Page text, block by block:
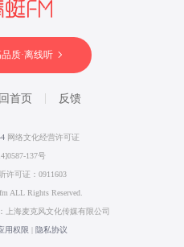
质·离线听
首页 反馈
网络文化经营许可证
137号
许可证：0911603
ALL Rights Reserved.
上海麦克风文化传媒有限公司
用权限 | 隐私协议